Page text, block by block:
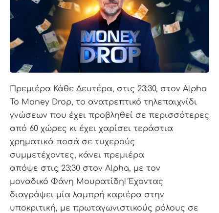
Πρεμιέρα Κάθε Δευτέρα, στις 23:30, στον Alpha
Το Money Drop, το ανατρεπτικό τηλεπαιχνίδι
γνώσεων που έχει προβληθεί σε περισσότερες
από 60 χώρες κι έχει χαρίσει τεράστια
χρηματικά ποσά σε τυχερούς
συμμετέχοντες, κάνει πρεμιέρα
απόψε στις 23:30 στον Alpha, με τον
μοναδικό Φάνη Μουρατίδη! Έχοντας
διαγράψει μία λαμπρή καριέρα στην
υποκριτική, με πρωταγωνιστικούς ρόλους σε